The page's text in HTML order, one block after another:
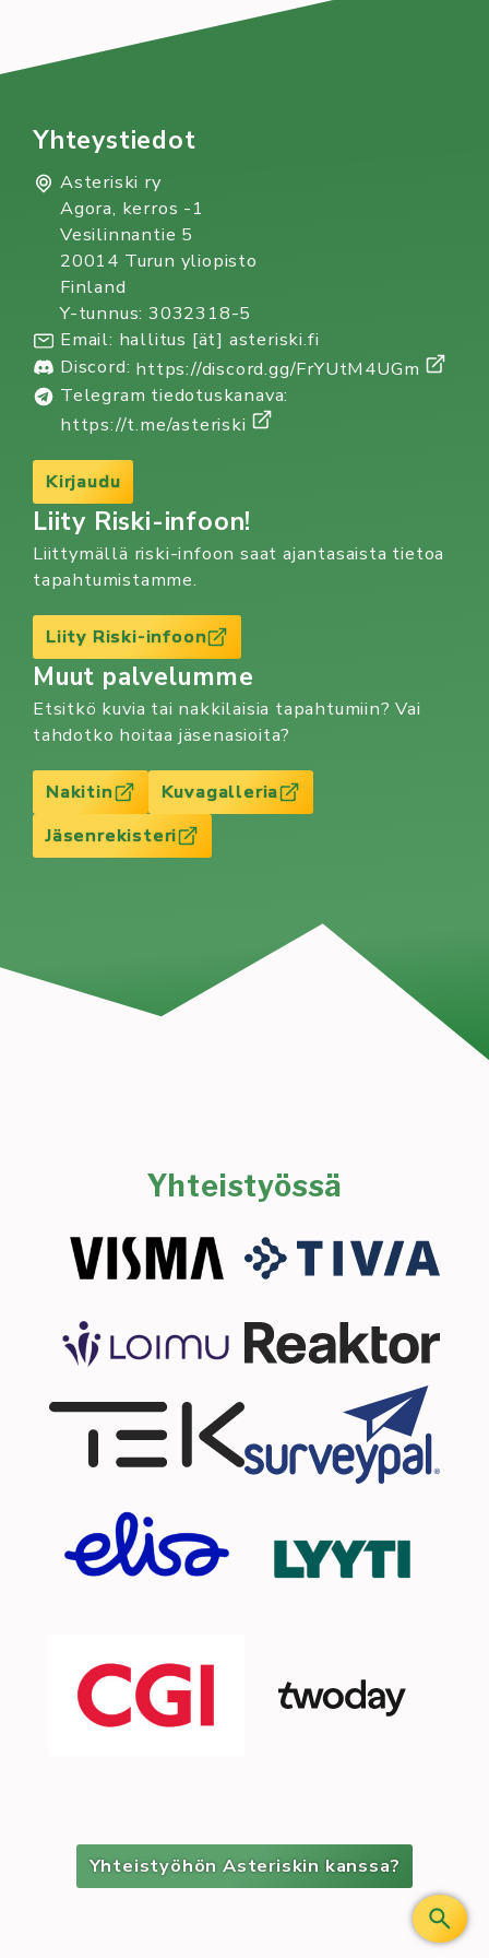
Yhteystiedot
Asteriski ry
Agora, kerros -1
Vesilinnantie 5
20014 Turun yliopisto
Finland
Y-tunnus: 3032318-5
Email: hallitus [ät] asteriski.fi
Discord: https://discord.gg/FrYUtM4UGm
Telegram tiedotuskanava:
https://t.me/asteriski
Kirjaudu
Liity Riski-infoon!
Liittymällä riski-infoon saat ajantasaista tietoa
tapahtumistamme.
Liity Riski-infoon
Muut palvelumme
Etsitkö kuvia tai nakkilaisia tapahtumiin? Vai
tahdotko hoitaa jäsenasioita?
Nakitin
Kuvagalleria
Jäsenrekisteri
Yhteistyössä
Yhteistyöhön Asteriskin kanssa?